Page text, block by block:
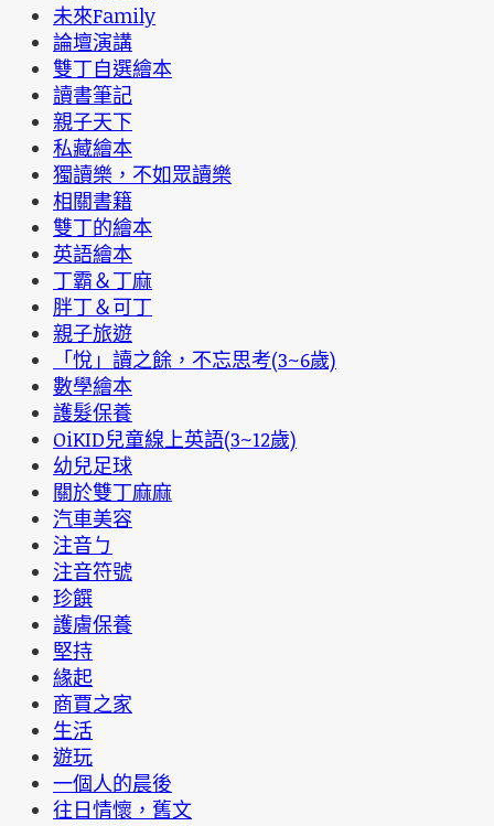
未來Family
論壇演講
雙丁自選繪本
讀書筆記
親子天下
私藏繪本
獨讀樂，不如眾讀樂
相關書籍
雙丁的繪本
英語繪本
丁霸＆丁麻
胖丁＆可丁
親子旅遊
「悅」讀之餘，不忘思考(3~6歲)
數學繪本
護髮保養
OiKID兒童線上英語(3~12歲)
幼兒足球
關於雙丁麻麻
汽車美容
注音ㄅ
注音符號
珍饌
護膚保養
堅持
緣起
商賈之家
生活
遊玩
一個人的晨後
往日情懷，舊文